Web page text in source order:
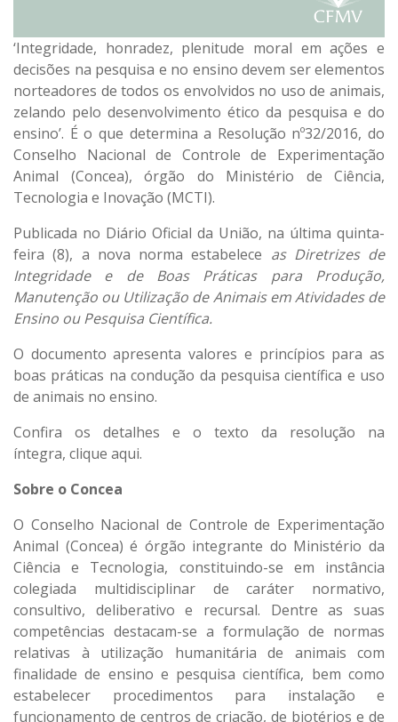
‘Integridade, honradez, plenitude moral em ações e
decisões na pesquisa e no ensino devem ser elementos
norteadores de todos os envolvidos no uso de animais,
zelando pelo desenvolvimento ético da pesquisa e do
ensino’. É o que determina a Resolução nº32/2016, do
Conselho Nacional de Controle de Experimentação
Animal (Concea), órgão do Ministério de Ciência,
Tecnologia e Inovação (MCTI).
Publicada no Diário Oficial da União, na última quinta-
feira (8), a nova norma estabelece as Diretrizes de
Integridade e de Boas Práticas para Produção,
Manutenção ou Utilização de Animais em Atividades de
Ensino ou Pesquisa Científica.
O documento apresenta valores e princípios para as
boas práticas na condução da pesquisa científica e uso
de animais no ensino.
Confira os detalhes e o texto da resolução na
íntegra, clique aqui.
Sobre o Concea
O Conselho Nacional de Controle de Experimentação
Animal (Concea) é órgão integrante do Ministério da
Ciência e Tecnologia, constituindo-se em instância
colegiada multidisciplinar de caráter normativo,
consultivo, deliberativo e recursal. Dentre as suas
competências destacam-se a formulação de normas
relativas à utilização humanitária de animais com
finalidade de ensino e pesquisa científica, bem como
estabelecer procedimentos para instalação e
funcionamento de centros de criação, de biotérios e de